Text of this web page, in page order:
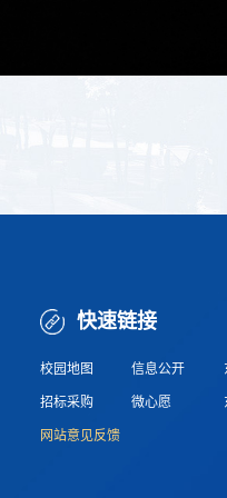
快速链接
校园地图 信息公开
招标采购 微心愿
网站意见反馈